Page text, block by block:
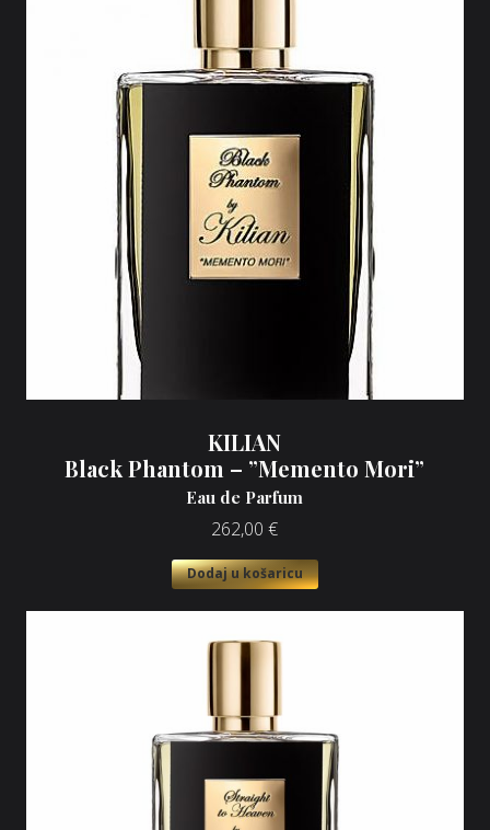
KILIAN
Black Phantom – ”Memento Mori”
Eau de Parfum
262,00 €
Dodaj u košaricu